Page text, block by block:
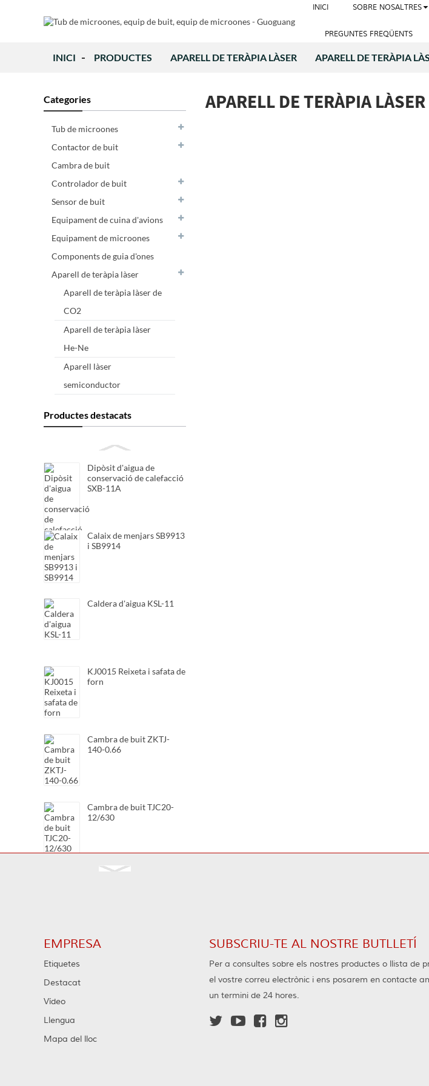
INICI SOBRE NOSALTRES
PREGUNTES FREQÜENTS
INICI PRODUCTES APARELL DE TERÀPIA LÀSER APARELL DE TERÀPIA
Categories
Tub de microones
Contactor de buit
Cambra de buit
Controlador de buit
Sensor de buit
Equipament de cuina d'avions
Equipament de microones
Components de guia d'ones
Aparell de teràpia làser
Aparell de teràpia làser de
CO2
Aparell de teràpia làser
He-Ne
Aparell làser
semiconductor
Productes destacats
Dipòsit d'aigua de
conservació de calefacció
SXB-11A
Calaix de menjars SB9913
i SB9914
Caldera d'aigua KSL-11
KJ0015 Reixeta i safata de
forn
Cambra de buit ZKTJ-
140-0.66
Cambra de buit TJC20-
12/630
Cambra de buit TJC20-
APARELL DE TERÀPIA
EMPRESA
Etiquetes
Destacat
Vídeo
Llengua
Mapa del lloc
SUBSCRIU-TE AL NOSTRE BUTLLETÍ
Per a consultes sobre els nostres productes o llista de
el vostre correu electrònic i ens posarem en contacte
un termini de 24 hores.
   